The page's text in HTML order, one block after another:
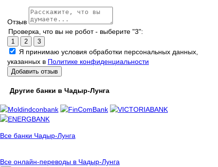
Отзыв
Проверка, что вы не робот - выберите "3":
1 2 3
Я принимаю условия обработки персональных данных,
указанных в Политике конфиденциальности
Добавить отзыв
Другие банки в Чадыр-Лунга
Все банки Чадыр-Лунга
Все онлайн-переводы в Чадыр-Лунга